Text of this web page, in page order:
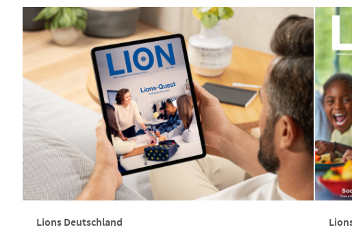
Lions Deutschland